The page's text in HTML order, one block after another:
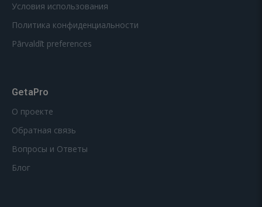
Условия использования
Политика конфиденциальности
Pārvaldīt preferences
GetaPro
О проекте
Обратная связь
Вопросы и Ответы
Блог